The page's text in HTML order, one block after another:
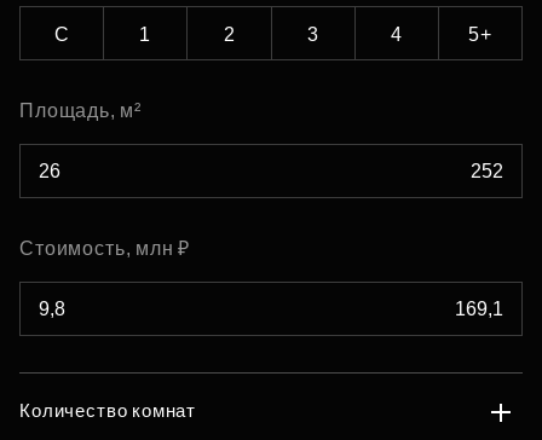
С 1 2 3 4 5+
Площадь, м²
Стоимость, млн ₽
Количество комнат